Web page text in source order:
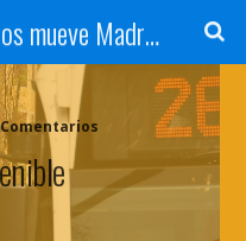
El blog de la EMT | Nos mueve Madrid
Comentarios